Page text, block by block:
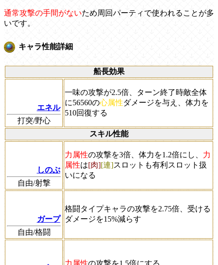
通常攻撃の手間がないため周回パーティで使われることが多
いです。
キャラ性能詳細
船長効果
エネル
打突/野心
一味の攻撃が2.5倍、ターン終了時敵全体
に56560の心属性ダメージを与え、体力を
510回復する
スキル性能
しのぶ
自由/射撃
力属性の攻撃を3倍、体力を1.2倍にし、 力
属性は[肉][連]スロットも有利スロット扱
いになる
ガープ
自由/格闘
格闘タイプキャラの攻撃を2.75倍、受ける
ダメージを15%減らす
力属性の攻撃を1.5倍にする